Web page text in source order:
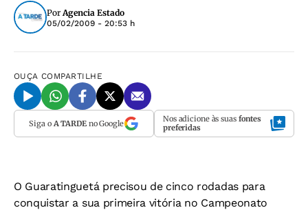
PorAgencia Estado
05/02/2009 - 20:53 h
OUÇA COMPARTILHE
Siga o A TARDEno Google Nos adicione às suas fontes
preferidas
O Guaratinguetá precisou de cinco rodadas para
conquistar a sua primeira vitória no Campeonato